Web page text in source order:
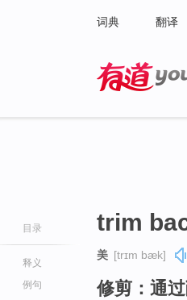
词典 翻译
目录
释义
例句
trim
美 [trɪm bæk]
修剪：通